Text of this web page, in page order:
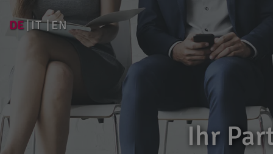
DE IT EN
Ihr